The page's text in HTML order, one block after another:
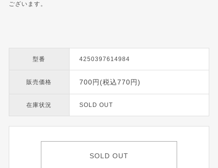
ございます。
型番 4250397614984
販売価格 700円(税込770円)
在庫状況 SOLD OUT
SOLD OUT